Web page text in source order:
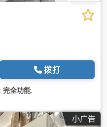
拨打
完全功能,
小广告